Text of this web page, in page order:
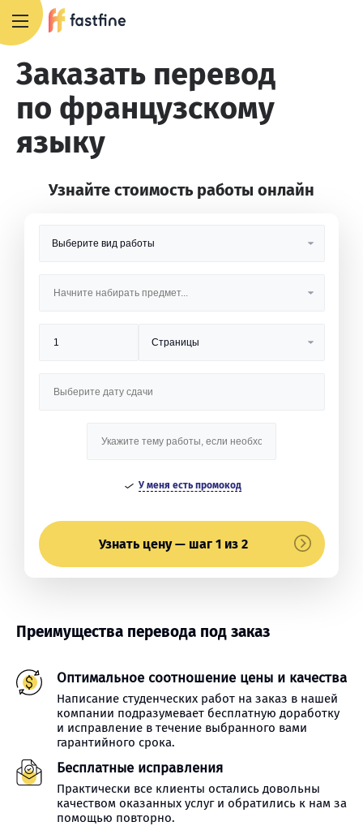
Заказать перевод
по французскому
языку
Узнайте стоимость работы онлайн
У меня есть промокод
Узнать цену — шаг 1 из 2
Преимущества перевода под заказ
Оптимальное соотношение цены и качества
Написание студенческих работ на заказ в нашей
компании подразумевает бесплатную доработку
и исправление в течение выбранного вами
гарантийного срока.
Бесплатные исправления
Практически все клиенты остались довольны
качеством оказанных услуг и обратились к нам за
помощью повторно.